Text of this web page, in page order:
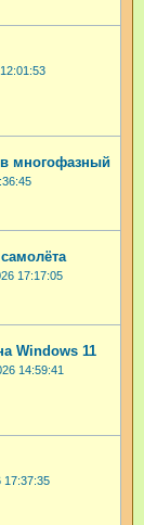
многофазный
17:17:05
Windows 11
14:59:41
17:37:35